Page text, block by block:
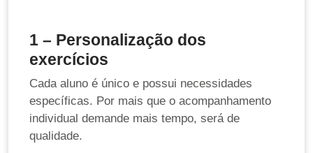
1 – Personalização dos
exercícios
Cada aluno é único e possui necessidades
específicas. Por mais que o acompanhamento
individual demande mais tempo, será de
qualidade.